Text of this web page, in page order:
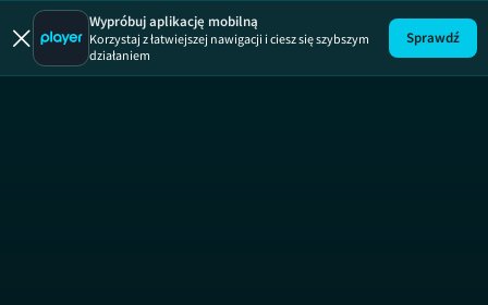
Wypróbuj aplikację mobilną
Korzystaj z łatwiejszej nawigacji i ciesz się szybszym
działaniem
Sprawdź